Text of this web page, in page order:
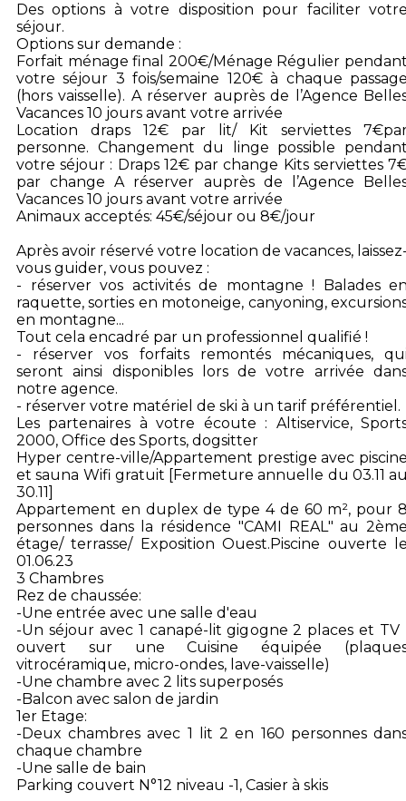
Des options à votre disposition pour faciliter
séjour.
Options sur demande :
Forfait ménage final 200€/Ménage Régulier
votre séjour 3 fois/semaine 120€ à chaque
(hors vaisselle). A réserver auprès de l’Agence
Vacances 10 jours avant votre arrivée
Location draps 12€ par lit/ Kit serviettes
personne. Changement du linge possible
votre séjour : Draps 12€ par change Kits serviettes
par change A réserver auprès de l’Agence
Vacances 10 jours avant votre arrivée
Animaux acceptés: 45€/séjour ou 8€/jour
Après avoir réservé votre location de vacances,
vous guider, vous pouvez :
- réserver vos activités de montagne ! Balades
raquette, sorties en motoneige, canyoning,
en montagne...
Tout cela encadré par un professionnel qualifié !
- réserver vos forfaits remontés mécaniques,
seront ainsi disponibles lors de votre arrivée
notre agence.
- réserver votre matériel de ski à un tarif préférentiel.
Les partenaires à votre écoute : Altiservice,
2000, Office des Sports, dogsitter
Hyper centre-ville/Appartement prestige avec
et sauna Wifi gratuit [Fermeture annuelle du 03.11
30.11]
Appartement en duplex de type 4 de 60 m², pour
personnes dans la résidence "CAMI REAL" au
étage/ terrasse/ Exposition Ouest.Piscine ouverte
01.06.23
3 Chambres
Rez de chaussée:
-Une entrée avec une salle d'eau
-Un séjour avec 1 canapé-lit gigogne 2 places et TV
ouvert sur une Cuisine équipée
vitrocéramique, micro-ondes, lave-vaisselle)
-Une chambre avec 2 lits superposés
-Balcon avec salon de jardin
1er Etage:
-Deux chambres avec 1 lit 2 en 160 personnes
chaque chambre
-Une salle de bain
Parking couvert N°12 niveau -1, Casier à skis